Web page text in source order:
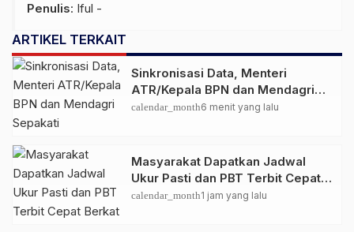
Penulis: Iful -
ARTIKEL TERKAIT
Sinkronisasi Data, Menteri
ATR/Kepala BPN dan Mendagri
Sepakati Pengintegrasian NIB dan
calendar_month6 menit yang lalu
Masyarakat Dapatkan Jadwal
Ukur Pasti dan PBT Terbit Cepat
Berkat Layanan Pengukuran
calendar_month1 jam yang lalu